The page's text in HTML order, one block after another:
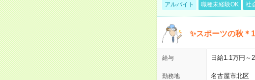
アルバイト 職種未経験OK 社
✨スポーツの秋＊
給与 日給1.1万円
勤務地
名古屋市北区